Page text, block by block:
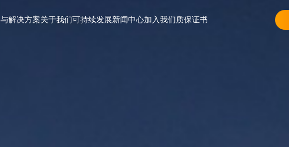
解决方案关于我们可持续发展新闻中心加入我们质保证书